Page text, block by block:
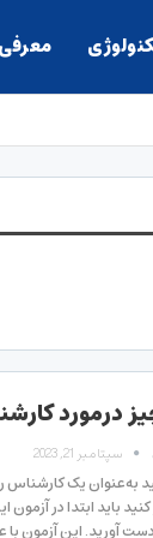
درمورد
سپتامبر 21, 2023
به‌عنوان یک
کنید باید ابتدا در
دست آورید. این آزمون